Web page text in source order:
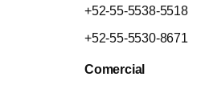
+52-55-5538-5518
+52-55-5530-8671
Comercial